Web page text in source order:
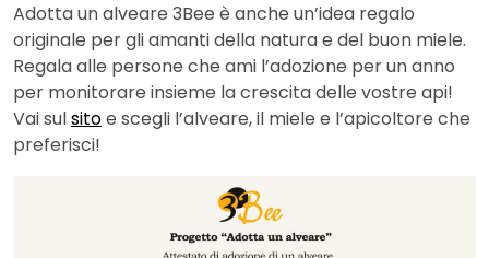
Adotta un alveare 3Bee è anche un’idea regalo
originale per gli amanti della natura e del buon miele.
Regala alle persone che ami l’adozione per un anno
per monitorare insieme la crescita delle vostre api!
Vai sulsitoe scegli l’alveare, il miele e l’apicoltore che
preferisci!